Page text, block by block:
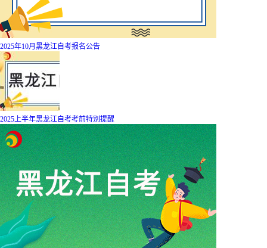
2025年10月黑龙江自考报名公告
2025上半年黑龙江自考考前特别提醒